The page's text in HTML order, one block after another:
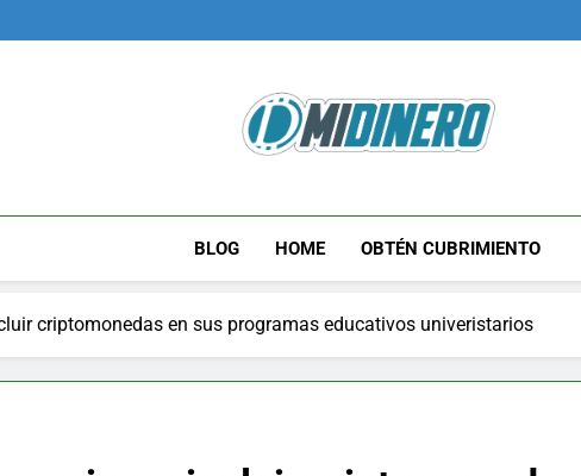
Midinero.co
BLOG HOME OBTÉN CUBRIMIENTO
criptomonedas en sus programas educativos univeristarios